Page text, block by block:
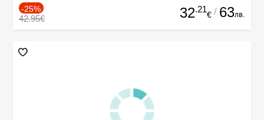
-25%
42.95€ 32.21
€ / 63лв.